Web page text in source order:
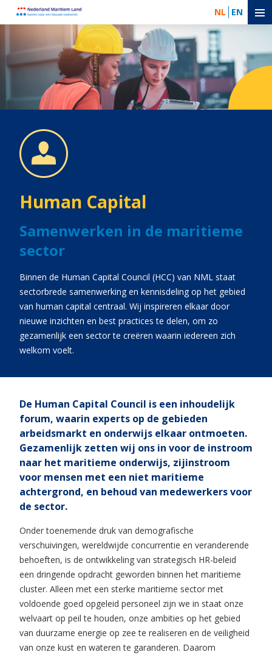
NL EN
Human Capital
Samenwerken in de maritieme
sector
Binnen de Human Capital Council (HCC) van NML staat
sectorbrede samenwerking en kennisdeling op het gebied
van human capital centraal. Wij inspireren elkaar door
nieuwe inzichten en best practices te delen, om zo
gezamenlijk een sector te creëren waarin iedereen zich
welkom voelt.
De Human Capital Council is een inhoudelijk
forum, waarin experts op de gebieden
arbeidsmarkt en onderwijs elkaar ontmoeten.
Gezamenlijk zetten wij ons in voor de instroom
naar het maritieme onderwijs, zijinstroom
voor mensen met een niet maritieme
achtergrond, en behoud van medewerkers voor
de sector.
Onder toenemende druk van demografische
verschuivingen, wereldwijde concurrentie en veranderende
behoeften, is de ontwikkeling van strategisch HR-beleid
een dringende opdracht geworden binnen het maritieme
cluster. Alleen met een sterke maritieme sector met
voldoende goed opgeleid personeel zijn we in staat onze
welvaart op peil te houden, onze ambities op het gebied
van duurzame energie op zee te realiseren en de veiligheid
van onze kust en wateren te garanderen. Daarom